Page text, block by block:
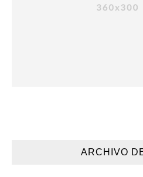
ARCHIVO